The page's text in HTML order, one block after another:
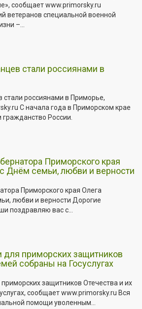
сообщает www.primorsky.ru
ветеранов специальной военной
–...
стали россиянами в
стали россиянами в Приморье,
С начала года в Приморском крае
России.
Приморского края
Днём семьи, любви и верности
Приморского края Олега
любви и верности Дорогие
поздравляю вас с...
приморских защитников
собраны на Госуслугах
защитников Отечества и их
сообщает www.primorsky.ru Вся
помощи уволенным...